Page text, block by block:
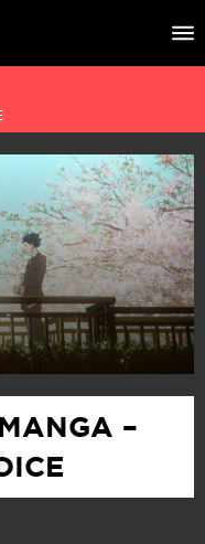
IMAGES
–